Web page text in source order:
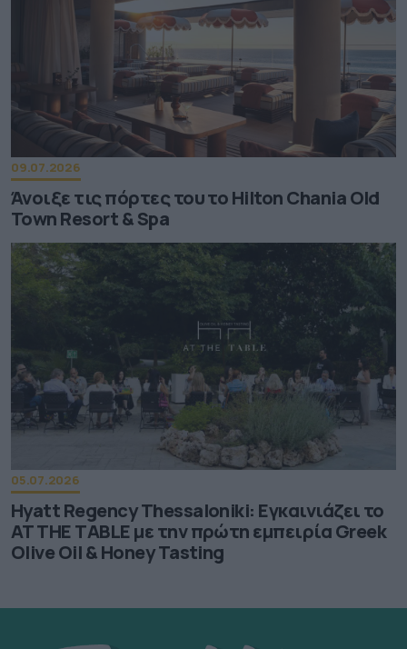
09.07.2026
Άνοιξε τις πόρτες του το Hilton Chania Old
Town Resort & Spa
05.07.2026
Hyatt Regency Thessaloniki: Εγκαινιάζει το
AT THE TABLE με την πρώτη εμπειρία Greek
Olive Oil & Honey Tasting